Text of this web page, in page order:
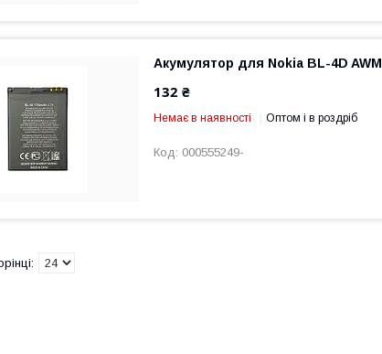
Акумулятор для Nokia BL-4D AWM
132 ₴
Немає в наявності Оптом і в роздріб
000555249-